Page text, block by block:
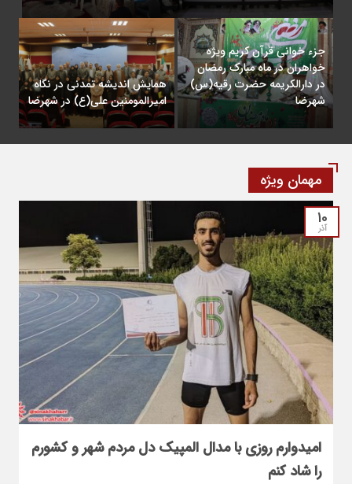
جزء خوانی قرآن کریم ویژه
خواهران در ماه مبارک رمضان
در دارالکریمه حضرت رقیه(س)
شهرضا
همایش اندیشه تمدنی در نگاه
امیرالمومنین علی(ع) در شهرضا
مهمان ویژه
10
آذر
امیدوارم روزی با مدال المپیک دل مردم شهر و کشورم
را شاد کنم